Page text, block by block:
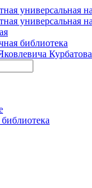
библиотека
Курбатова